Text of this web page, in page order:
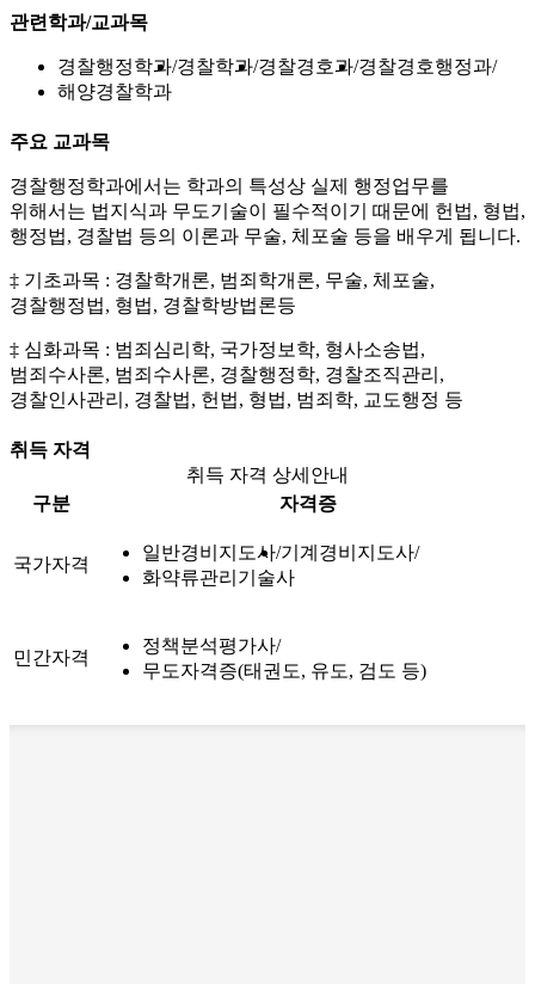
관련학과/교과목
경찰행정학과 경찰학과 경찰경호과 경찰경호행정과
해양경찰학과
주요 교과목
경찰행정학과에서는 학과의 특성상 실제 행정업무를
위해서는 법지식과 무도기술이 필수적이기 때문에 헌법, 형법,
행정법, 경찰법 등의 이론과 무술, 체포술 등을 배우게 됩니다.
‡ 기초과목 : 경찰학개론, 범죄학개론, 무술, 체포술,
경찰행정법, 형법, 경찰학방법론등
‡ 심화과목 : 범죄심리학, 국가정보학, 형사소송법,
범죄수사론, 범죄수사론, 경찰행정학, 경찰조직관리,
경찰인사관리, 경찰법, 헌법, 형법, 범죄학, 교도행정 등
취득 자격
취득 자격 상세안내
구분
자격증
국가자격
일반경비지도사 기계경비지도사
화약류관리기술사
민간자격
정책분석평가사
무도자격증(태권도, 유도, 검도 등)